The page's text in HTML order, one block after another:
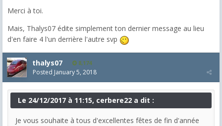
Merci à toi.
Mais, Thalys07 édite simplement ton dernier message au lieu
d'en faire 4 l'un derrière l'autre svp
thalys07 8,174
Posted January 5, 2018
Le 24/12/2017 à 11:15, cerbere22 a dit :
Je vous souhaite à tous d'excellentes fêtes de fin d'année